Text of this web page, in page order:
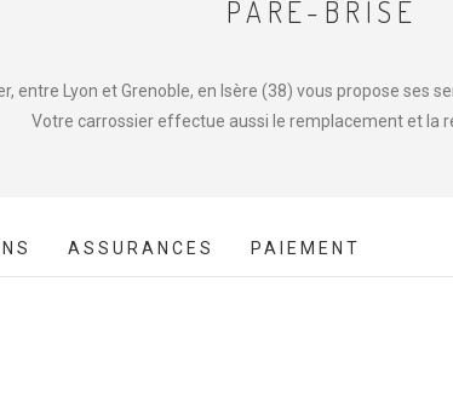
PARE-BRISE
entre Lyon et Grenoble, en Isère (38) vous propose ses
Votre carrossier effectue aussi le remplacement et la
ASSURANCES PAIEMENT